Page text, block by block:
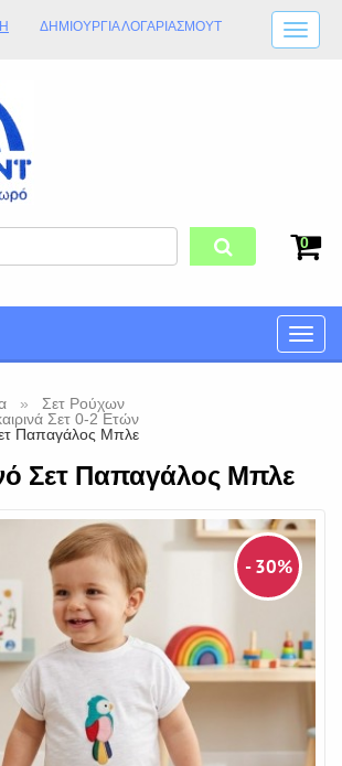
ΔΗΜΙΟΥΡΓΊΑ ΛΟΓΑΡΙΑΣΜΟΎT
ΩΡΆΡΙΟ ΚΑΤΑΣΤΉΜΑΤΟΣ
ΦΥΣΙΚΌ ΚΑΤΆΣΤΗΜΑ
0
Toggle
Σετ Ρούχων
Σετ 0-2 Ετών
Παπαγάλος Μπλε
Σετ Παπαγάλος Μπλε
- 30%